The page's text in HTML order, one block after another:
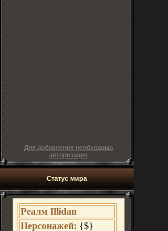
Для добавления необходима
авторизация
Статус мира